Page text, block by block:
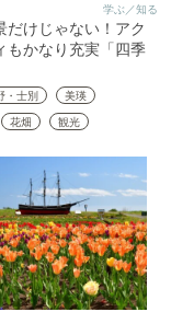
学ぶ／知る
だけじゃない！アク
もかなり充実「四季
・士別
美瑛
花畑 観光